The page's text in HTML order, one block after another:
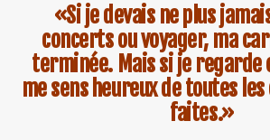
«Si je devais ne plus
concerts ou voyager, ma
terminée. Mais si je regarde
me sens heureux de toutes les
faites.»